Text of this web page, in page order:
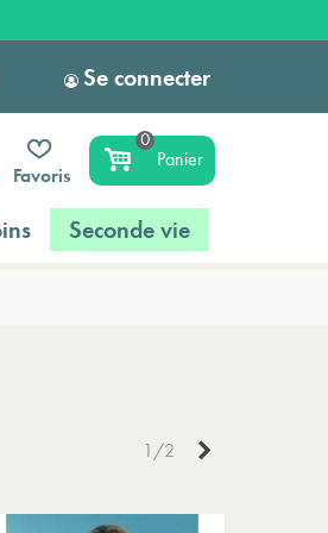
Se connecter
Favoris
0
Panier
Seconde vie
1/2